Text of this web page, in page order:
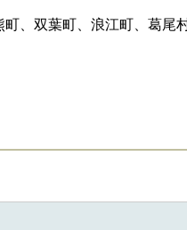
、双葉町、浪江町、葛尾